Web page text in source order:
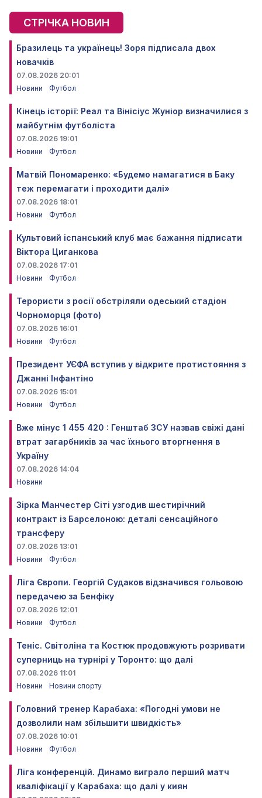
СТРІЧКА НОВИН
Бразилець та українець! Зоря підписала двох
новачків
07.08.2026 20:01
Новини
Футбол
Кінець історії: Реал та Вінісіус Жуніор визначилися з
майбутнім футболіста
07.08.2026 19:01
Новини
Футбол
Матвій Пономаренко: «Будемо намагатися в Баку
теж перемагати і проходити далі»
07.08.2026 18:01
Новини
Футбол
Культовий іспанський клуб має бажання підписати
Віктора Циганкова
07.08.2026 17:01
Новини
Футбол
Терористи з росії обстріляли одеський стадіон
Чорноморця (фото)
07.08.2026 16:01
Новини
Футбол
Президент УЄФА вступив у відкрите протистояння з
Джанні Інфантіно
07.08.2026 15:01
Новини
Футбол
Вже мінус 1 455 420 : Генштаб ЗСУ назвав свіжі дані
втрат загарбників за час їхнього вторгнення в
Україну
07.08.2026 14:04
Новини
Зірка Манчестер Сіті узгодив шестирічний
контракт із Барселоною: деталі сенсаційного
трансферу
07.08.2026 13:01
Новини
Футбол
Ліга Європи. Георгій Судаков відзначився гольовою
передачею за Бенфіку
07.08.2026 12:01
Новини
Футбол
Теніс. Світоліна та Костюк продовжують розривати
суперниць на турнірі у Торонто: що далі
07.08.2026 11:01
Новини
Новини спорту
Головний тренер Карабаха: «Погодні умови не
дозволили нам збільшити швидкість»
07.08.2026 10:01
Новини
Футбол
Ліга конференцій. Динамо виграло перший матч
кваліфікації у Карабаха: що далі у киян